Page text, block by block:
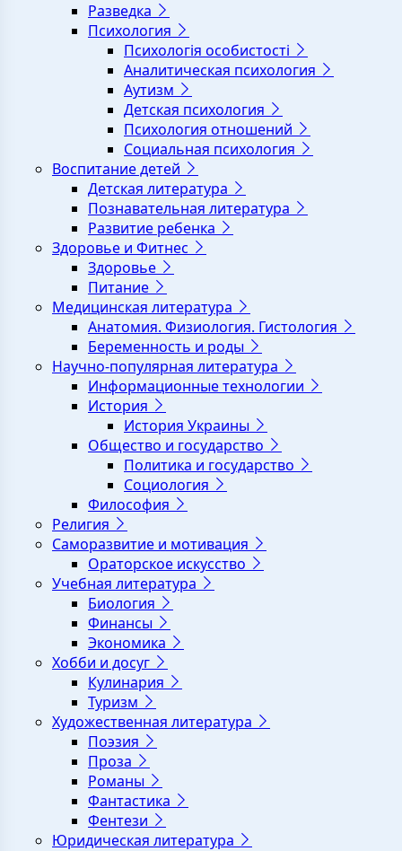
Разведка
Психология
Психологія особистості
Аналитическая психология
Аутизм
Детская психология
Психология отношений
Социальная психология
Воспитание детей
Детская литература
Познавательная литература
Развитие ребенка
Здоровье и Фитнес
Здоровье
Питание
Медицинская литература
Анатомия. Физиология. Гистология
Беременность и роды
Научно-популярная литература
Информационные технологии
История
История Украины
Общество и государство
Политика и государство
Социология
Философия
Религия
Саморазвитие и мотивация
Ораторское искусство
Учебная литература
Биология
Финансы
Экономика
Хобби и досуг
Кулинария
Туризм
Художественная литература
Поэзия
Проза
Романы
Фантастика
Фентези
Юридическая литература